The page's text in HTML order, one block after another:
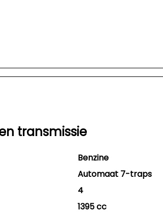
transmissie
Benzine
Automaat 7-traps
4
1395 cc